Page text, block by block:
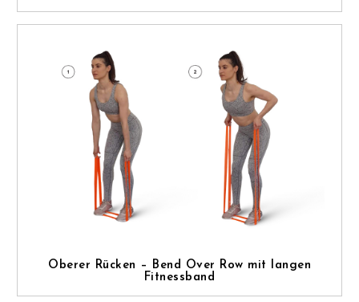
Oberer Rücken – Bend Over Row mit langen
Fitnessband